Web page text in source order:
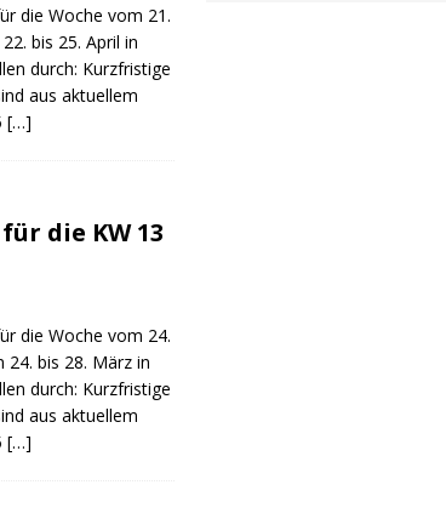
Regenbogen“
19 (05.05. –
Nations Cup im
die Woche vom 21.
bis 25. April in
durch: Kurzfristige
aus aktuellem
[…]
die KW 13
die Woche vom 24.
bis 28. März in
durch: Kurzfristige
aus aktuellem
[…]